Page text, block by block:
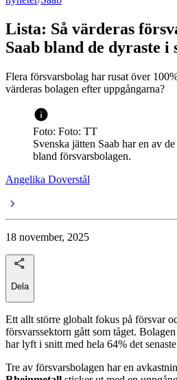
Lista: Så värderas
Saab bland de dyraste i
Flera försvarsbolag har rusat över
värderas bolagen efter uppgångarna?
Foto: Foto: TT
Svenska jätten Saab har en av
bland försvarsbolagen.
Angelika Doverstål
18 november, 2025
Dela
Ett allt större globalt fokus på försvar
försvarssektorn gått som tåget.
har lyft i snitt med hela 64% det
Tre av försvarsbolagen har en